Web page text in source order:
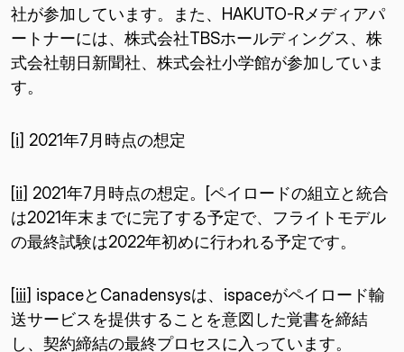
社が参加しています。また、HAKUTO-Rメディアパ
ートナーには、株式会社TBSホールディングス、株
式会社朝日新聞社、株式会社小学館が参加していま
す。
[i] 2021年7月時点の想定
[ii] 2021年7月時点の想定。[ペイロードの組立と統合
は2021年末までに完了する予定で、フライトモデル
の最終試験は2022年初めに行われる予定です。
[iii] ispaceとCanadensysは、ispaceがペイロード輸
送サービスを提供することを意図した覚書を締結
し、契約締結の最終プロセスに入っています。